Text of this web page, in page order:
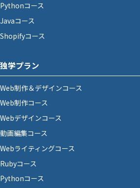
Pythonコース
Javaコース
Shopifyコース
独学プラン
Web制作＆デザインコース
Web制作コース
Webデザインコース
動画編集コース
Webライティングコース
Rubyコース
Pythonコース